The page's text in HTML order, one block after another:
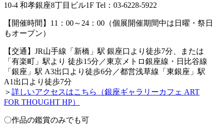
10-4 和孝銀座8丁目ビル1F Tel：03-6228-5922
【開催時間】11：00～24：00（個展開催期間中は日曜・祭日
もオープン）
【交通】JR山手線「新橋」駅 銀座口より徒歩7分、または
「有楽町」駅より 徒歩15分／東京メトロ銀座線・日比谷線
「銀座」駅 A3出口より徒歩6分／都営浅草線「東銀座」駅
A1出口より徒歩7分
＞ 詳しいアクセスはこちら（銀座ギャラリーカフェ ART
FOR THOUGHT HP）
〇作品の鑑賞のみでも可